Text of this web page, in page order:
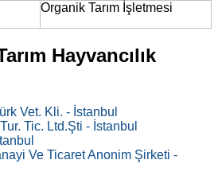
Organik Tarım İşletmesi
Hayvancılık
Vet. Kli. - İstanbul
Tic. Ltd.Şti - İstanbul
Ve Ticaret Anonim Şirketi -